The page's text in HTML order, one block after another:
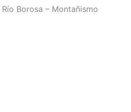
Río Borosa – Montañismo